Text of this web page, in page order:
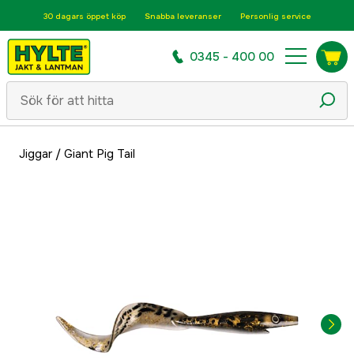
30 dagars öppet köp Snabba leveranser Personlig service
0345 - 400 00
Jiggar/ Giant Pig Tail